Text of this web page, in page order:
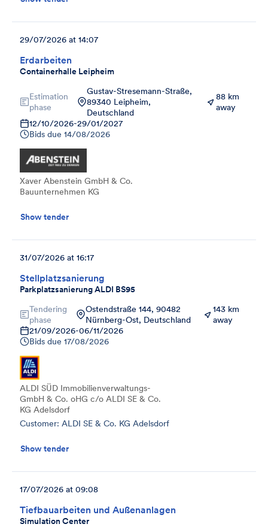
Erdarbeiten
Containerhalle Leipheim
29/07/2026 at 14:07
Estimation
phase
Gustav-Stresemann-Straße,
89340 Leipheim,
Deutschland
88 km
away
12/10/2026-29/01/2027
Bids due 14/08/2026
Xaver Abenstein GmbH & Co.
Bauunternehmen KG
Show tender
Stellplatzsanierung
Parkplatzsanierung ALDI BS95
31/07/2026 at 16:17
Tendering
phase
Ostendstraße 144, 90482
Nürnberg-Ost, Deutschland
143 km
away
21/09/2026-06/11/2026
Bids due 17/08/2026
ALDI SÜD Immobilienverwaltungs-
GmbH & Co. oHG c/o ALDI SE & Co.
KG Adelsdorf
Customer: ALDI SE & Co. KG Adelsdorf
Show tender
Tiefbauarbeiten und Außenanlagen
Simulation Center
17/07/2026 at 09:08